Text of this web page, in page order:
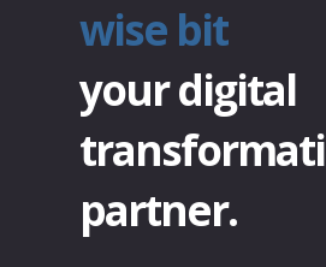
wise bit
your digital
partner.